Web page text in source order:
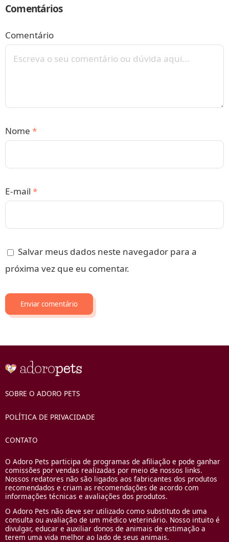
Comentários
Comentário
Nome *
E-mail *
Salvar meus dados neste navegador para a
próxima vez que eu comentar.
SOBRE O ADORO PETS
POLÍTICA DE PRIVACIDADE
CONTATO
O Adoro Pets participa de programas de afiliação e pode ganhar
comissões por vendas realizadas por meio de nossos links.
Nossos redatores não são ligados aos fabricantes dos produtos
recomendados e criam as recomendações de acordo com
informações técnicas e avaliações dos produtos.
O Adoro Pets não deve ser utilizado como substituto de uma
consulta ou avaliação de um médico veterinário. Nosso intuito é
divulgar, educar e auxiliar donos de animais de estimação a
terem uma vida melhor ao lado de seus animais.